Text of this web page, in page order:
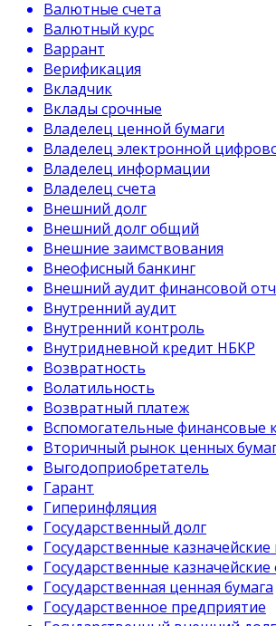
Валютные счета
Валютный курс
Варрант
Верификация
Вкладчик
Вклады срочные
Владелец ценной бумаги
Владелец электронной
Владелец информации
Владелец счета
Внешний долг
Внешний долг общий
Внешние заимствования
Внеофисный банкинг
Внешний аудит финансовой
Внутренний аудит
Внутренний контроль
Внутридневной кредит НБКР
Возвратность
Волатильность
Возвратный платеж
Вспомогательные финансовые
Вторичный рынок ценных
Выгодоприобретатель
Гарант
Гиперинфляция
Государственный долг
Государственные казначейские
Государственные
Государственная ценная бумага
Государственное предприятие